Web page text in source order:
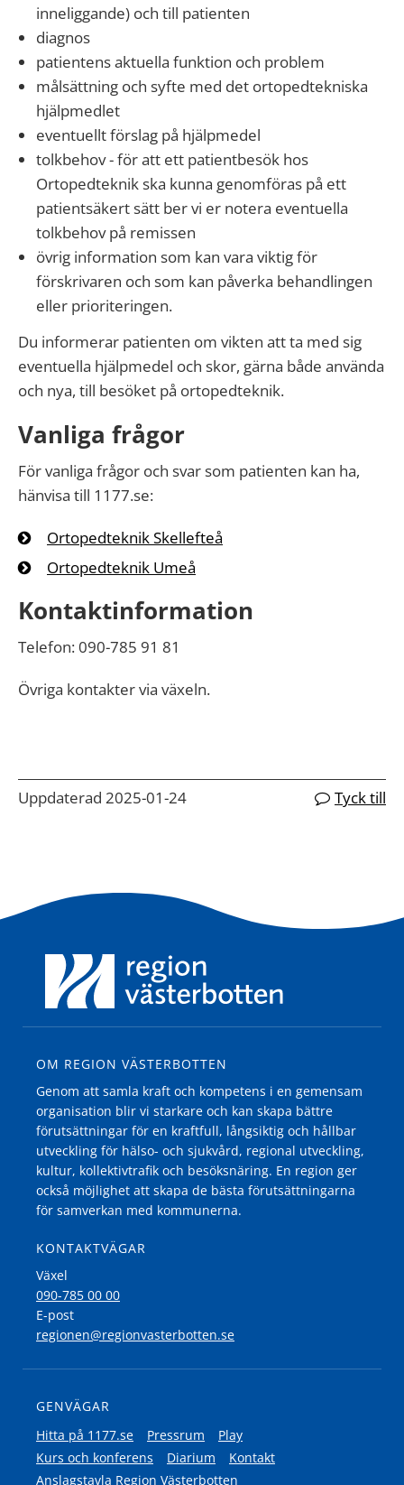
inneliggande) och till patienten
diagnos
patientens aktuella funktion och problem
målsättning och syfte med det ortopedtekniska
hjälpmedlet
eventuellt förslag på hjälpmedel
tolkbehov - för att ett patientbesök hos
Ortopedteknik ska kunna genomföras på ett
patientsäkert sätt ber vi er notera eventuella
tolkbehov på remissen
övrig information som kan vara viktig för
förskrivaren och som kan påverka behandlingen
eller prioriteringen.
Du informerar patienten om vikten att ta med sig
eventuella hjälpmedel och skor, gärna både använda
och nya, till besöket på ortopedteknik.
Vanliga frågor
För vanliga frågor och svar som patienten kan ha,
hänvisa till 1177.se:
Ortopedteknik Skellefteå
Ortopedteknik Umeå
Kontaktinformation
Telefon: 090-785 91 81
Övriga kontakter via växeln.
Uppdaterad 2025-01-24 Tyck till
OM REGION VÄSTERBOTTEN
Genom att samla kraft och kompetens i en gemensam
organisation blir vi starkare och kan skapa bättre
förutsättningar för en kraftfull, långsiktig och hållbar
utveckling för hälso- och sjukvård, regional utveckling,
kultur, kollektivtrafik och besöksnäring. En region ger
också möjlighet att skapa de bästa förutsättningarna
för samverkan med kommunerna.
KONTAKTVÄGAR
Växel
090-785 00 00
E-post
regionen@regionvasterbotten.se
GENVÄGAR
Hitta på 1177.se
Pressrum
Play
Kurs och konferens
Diarium
Kontakt
Anslagstavla Region Västerbotten